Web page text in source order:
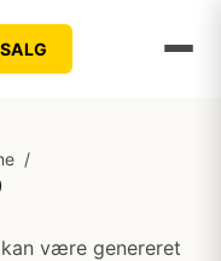
/
være genereret